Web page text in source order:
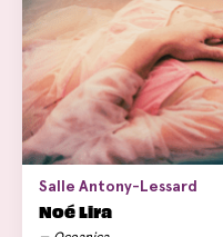
Salle Antony-Lessard
Noé Lira